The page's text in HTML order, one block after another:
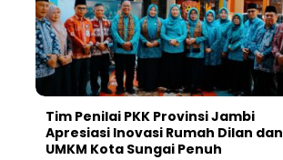
Tim Penilai PKK Provinsi Jambi
Apresiasi Inovasi Rumah Dilan dan
UMKM Kota Sungai Penuh